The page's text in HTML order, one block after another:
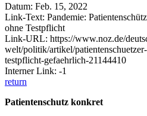
Datum: Feb. 15, 2022
Link-Text: Pandemie:
ohne Testpflicht
Link-URL: https://www.noz.de/
welt/politik/artikel/
testpflicht-gefaehrlich-21144410
Interner Link: -1
return
Patientenschutz konkret